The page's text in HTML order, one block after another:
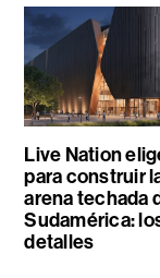
Live Nation
para construir
arena techada
Sudamérica:
detalles